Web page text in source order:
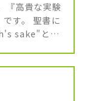
『高貴な実験
す。 聖書に
sake"とい